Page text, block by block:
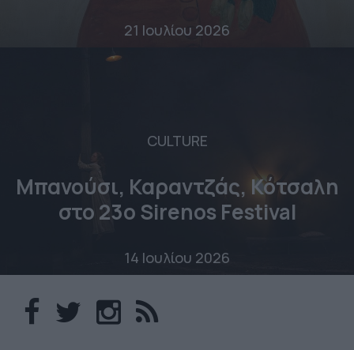
21 Ιουλίου 2026
CULTURE
Μπανούσι, Καραντζάς, Κότσαλη
στο 23o Sirenos Festival
14 Ιουλίου 2026